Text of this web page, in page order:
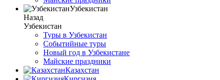
Узбекистан
Назад
Узбекистан
Туры в Узбекистан
Событийные туры
Новый год в Узбекистане
Майские праздники
Казахстан